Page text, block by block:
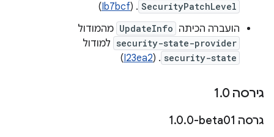
SecurityPatchLevel
. (
Ib7bcf
)
הועברה הכיתה UpdateInfo מהמודול
security-state-provider למודול
security-state
. (
I23ea2
)
גירסה 1 .0
גרסה ‎1 .0.0-beta01